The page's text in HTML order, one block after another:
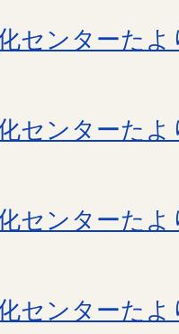
センターた
センターた
センターた
センターた